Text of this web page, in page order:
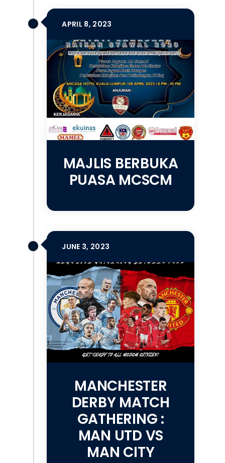
APRIL 8, 2023
MAJLIS BERBUKA
PUASA MCSCM
JUNE 3, 2023
MANCHESTER
DERBY MATCH
GATHERING :
MAN UTD VS
MAN CITY